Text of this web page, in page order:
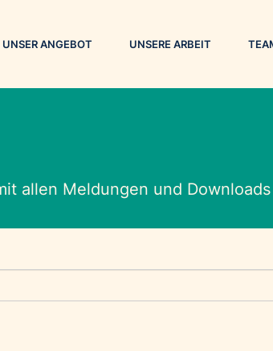
UNSER ANGEBOT UNSERE ARBEIT
allen Meldungen und